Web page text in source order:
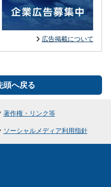
広告掲載について
頭へ戻る
著作権・リンク等
ソーシャルメディア利用指針